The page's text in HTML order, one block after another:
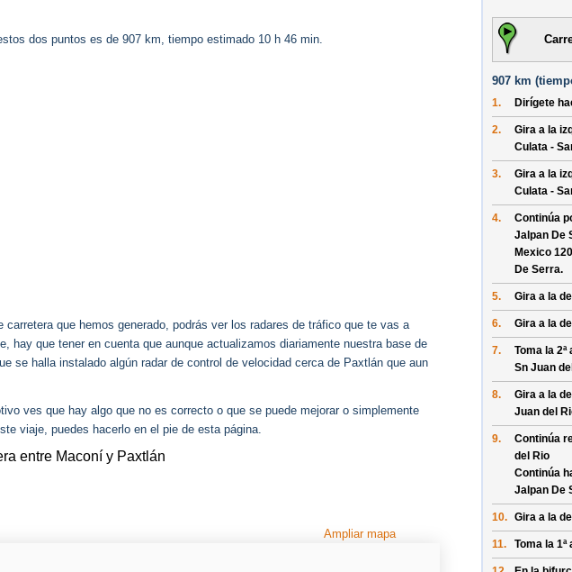
dos puntos es de 907 km, tiempo estimado 10 h 46 min.
carretera que hemos generado, podrás ver los radares de tráfico que te vas a
hay que tener en cuenta que aunque actualizamos diariamente nuestra base de
se halla instalado algún radar de control de velocidad cerca de Paxtlán que aun
ves que hay algo que no es correcto o que se puede mejorar o simplemente
viaje, puedes hacerlo en el pie de esta página.
entre Maconí y Paxtlán
Ampliar mapa
907 km (
1. Dirígete
2. Gira a la
Culata -
3. Gira a la
Culata -
4. Continúa
Jalpan De
Mexico
De Serra.
5. Gira a la
6. Gira a la
7. Toma la
Sn Juan
8. Gira a la
Juan del
9. Continúa
del Rio
Continúa
Jalpan De
10. Gira a la
11. Toma la